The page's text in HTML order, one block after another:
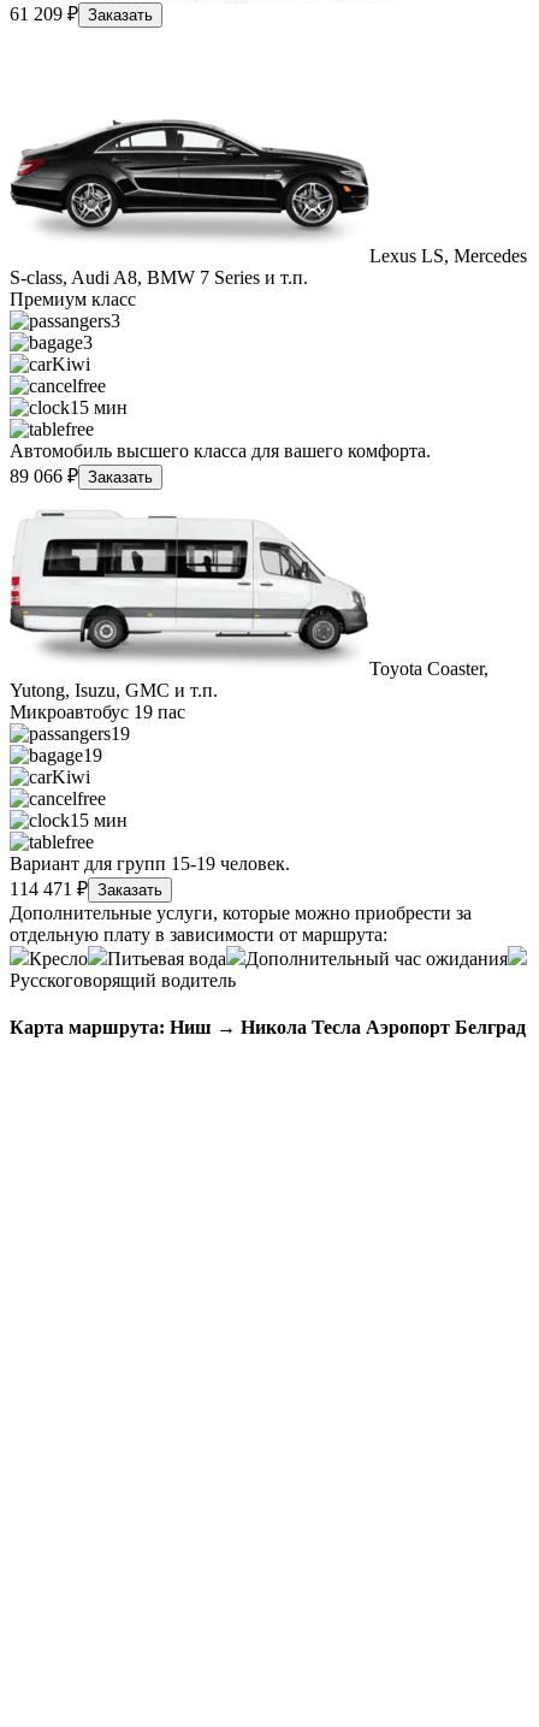
61 209 ₽ Заказать
Lexus LS, Mercedes
S-class, Audi A8, BMW 7 Series и т.п.
Премиум класс
3
3
Kiwi
free
15 мин
free
Автомобиль высшего класса для вашего комфорта.
89 066 ₽ Заказать
Toyota Coaster,
Yutong, Isuzu, GMC и т.п.
Микроавтобус 19 пас
19
19
Kiwi
free
15 мин
free
Вариант для групп 15-19 человек.
114 471 ₽ Заказать
Дополнительные услуги, которые можно приобрести за
отдельную плату в зависимости от маршрута:
Кресло
Питьевая вода
Дополнительный час ожидания
Русскоговорящий водитель
Карта маршрута: Ниш → Никола Тесла Аэропорт Белград